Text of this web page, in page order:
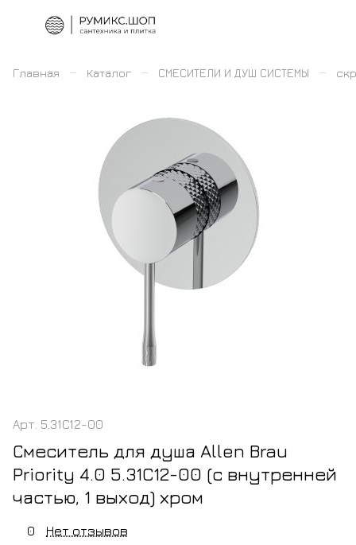
Главная – Каталог – СМЕСИТЕЛИ И ДУШ СИСТЕМЫ –
Арт. 5.31C12-00
Смеситель для душа Allen Brau
Priority 4.0 5.31C12-00 (с внутренней
частью, 1 выход) хром
0 Нет отзывов